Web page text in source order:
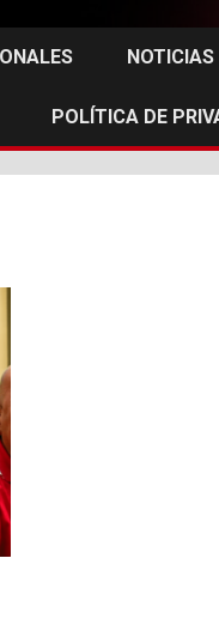
NOTICIAS
POLÍTICA DE